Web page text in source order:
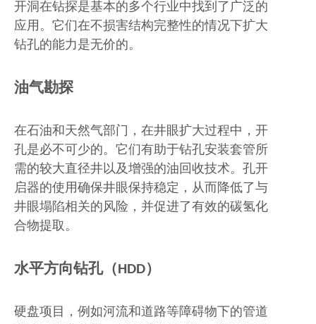
开洞在钻探是基本的多个行业中找到了广泛的
应用。它们在不损害结构完整性的情况下扩大
钻孔的能力是无价的。
油气勘探
在石油和天然气部门，在井眼扩大过程中，开
孔是必不可少的。它们有助于钻孔安装套管所
需的较大直径井以及增强的油回收技术。孔开
启器的使用确保井眼保持稳定，从而降低了与
井眼塌陷相关的风险，并促进了有效的碳氢化
合物提取。
水平方向钻孔（HDD）
硬盘项目，例如河流和道路等障碍物下的管道